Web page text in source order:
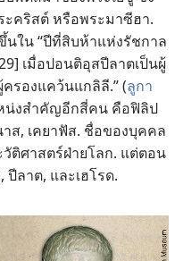
คริสต์ หรือ​พระ​มาซีฮา.
น​ใน “ปี​ที่​สิบ​ห้า​แห่ง​รัชกาล​
เมื่อ​ปอนติอุส​ปีลาต​เป็น​ผู้​
ครอง​แคว้น​แกลิลี.” (ลูกา
น่ง​สำคัญ​อีก​สี่​คน คือ​ฟิลิป
ส, เคยาฟัส. ชื่อ​ของ​บุคคล​
ติศาสตร์​ฝ่าย​โลก. แต่​ตอน​
ปีลาต, และ​เฮโรด.